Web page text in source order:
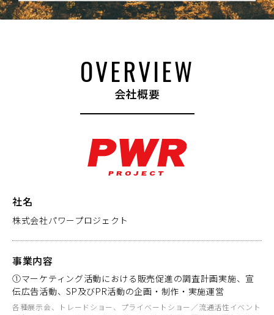
OVERVIEW
会社概要
社名
株式会社パワープロジェクト
事業内容
①マーケティング活動における販売促進の調査計画実施、宣
伝広告活動、SP及びPR活動の企画・制作・実施運営
各種展示会、トレードショー、プライベートショー／流通活性イベント